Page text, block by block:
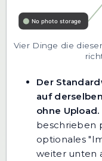
Vier Dinge die
Der
auf
ohne Upload.
beschrieben
optionales
weiter unten